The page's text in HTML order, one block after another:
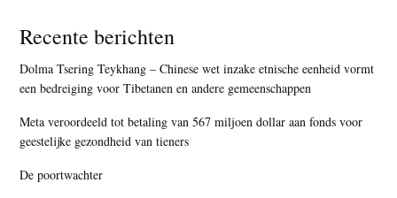
Recente berichten
Dolma Tsering Teykhang – Chinese wet inzake etnische eenheid vormt
een bedreiging voor Tibetanen en andere gemeenschappen
Meta veroordeeld tot betaling van 567 miljoen dollar aan fonds voor
geestelijke gezondheid van tieners
De poortwachter